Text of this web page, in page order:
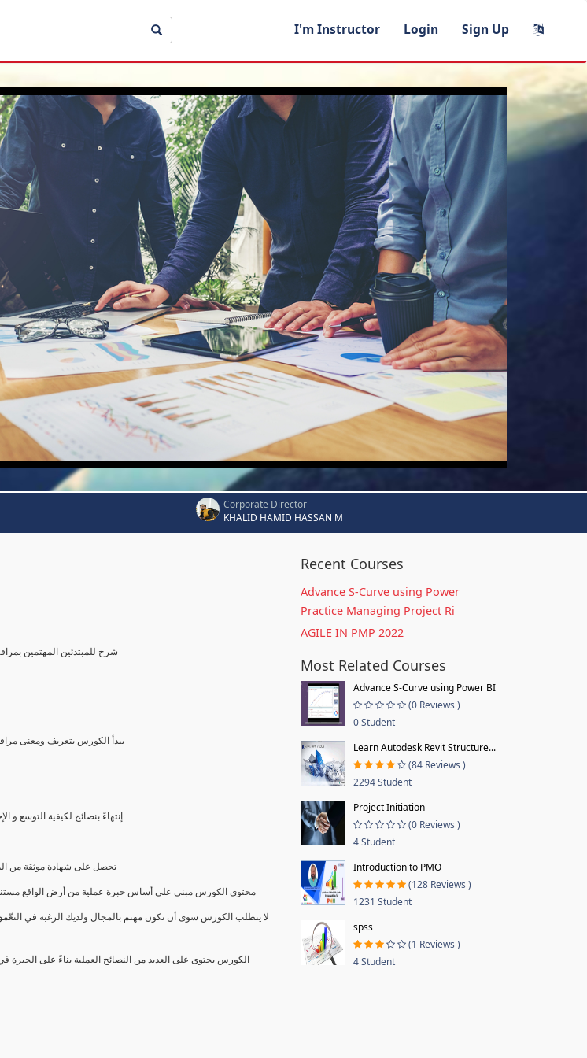
I'm Instructor Login Sign Up
Corporate Director
KHALID HAMID HASSAN M
شرح للمبتدئين المهتمين
يبدأ الكورس بتعريف ومعنى
إنتهاءً بنصائح لكيفية التوسع
تحصل على شهادة موثقة من
محتوى الكورس مبني على أساس خبرة عملية من أرض الواقع مستندة
لا يتطلب الكورس سوى أن تكون مهتم بالمجال ولديك الرغبة في
الكورس يحتوى على العديد من النصائح العملية بناءً على
Recent Courses
Advance S-Curve using Power
Practice Managing Project Ri
AGILE IN PMP 2022
Most Related Courses
Advance S-Curve using Power BI
(0 Reviews )
0 Student
Learn Autodesk Revit Structure...
(84 Reviews )
2294 Student
Project Initiation
(0 Reviews )
4 Student
Introduction to PMO
(128 Reviews )
1231 Student
spss
(1 Reviews )
4 Student